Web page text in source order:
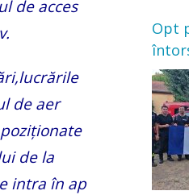
de acces
de aer
de la
intra în ap
Opt